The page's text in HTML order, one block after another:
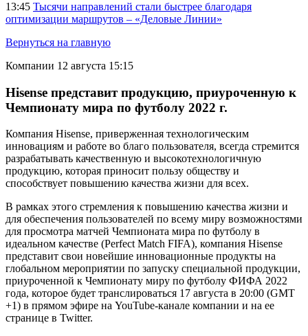
13:45 Тысячи направлений стали быстрее благодаря
оптимизации маршрутов – «Деловые Линии»
Вернуться на главную
Компании 12 августа 15:15
Hisense представит продукцию, приуроченную к
Чемпионату мира по футболу 2022 г.
Компания Hisense, приверженная технологическим
инновациям и работе во благо пользователя, всегда стремится
разрабатывать качественную и высокотехнологичную
продукцию, которая приносит пользу обществу и
способствует повышению качества жизни для всех.
В рамках этого стремления к повышению качества жизни и
для обеспечения пользователей по всему миру возможностями
для просмотра матчей Чемпионата мира по футболу в
идеальном качестве (Perfect Match FIFA), компания Hisense
представит свои новейшие инновационные продукты на
глобальном мероприятии по запуску специальной продукции,
приуроченной к Чемпионату миру по футболу ФИФА 2022
года, которое будет транслироваться 17 августа в 20:00 (GMT
+1) в прямом эфире на YouTube-канале компании и на ее
странице в Twitter.